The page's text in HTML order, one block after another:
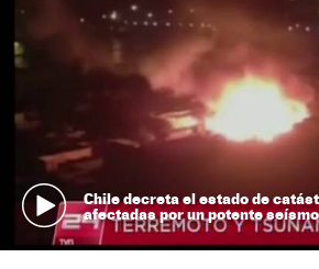
Chile decreta el estado de
afectadas por un potente seísmo